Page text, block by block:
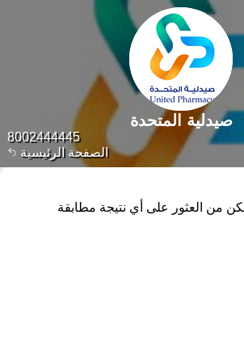
الصفحة الرئيسية
8002444445
صيدلية المتحدة
من العثور على أي نتيجة مطابقة